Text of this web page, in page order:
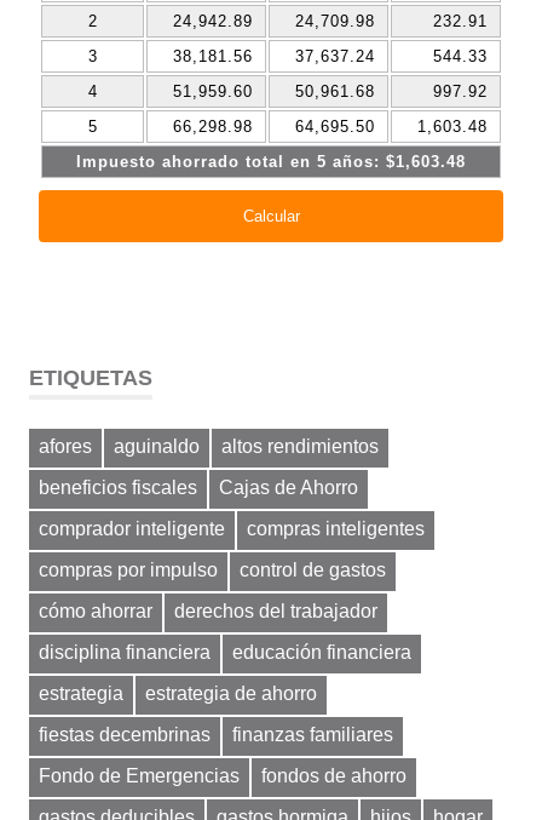
ETIQUETAS
afores aguinaldo
altos rendimientos
beneficios fiscales
Cajas de Ahorro
comprador inteligente
compras inteligentes
compras por impulso
control de gastos
cómo ahorrar
derechos del trabajador
disciplina financiera
educación financiera
estrategia
estrategia de ahorro
fiestas decembrinas
finanzas familiares
Fondo de Emergencias
fondos de ahorro